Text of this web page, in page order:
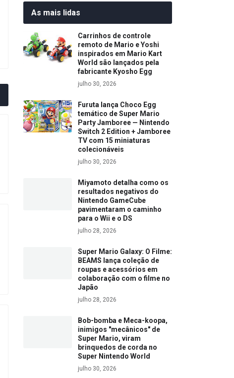
As mais lidas
Carrinhos de controle
remoto de Mario e Yoshi
inspirados em Mario Kart
World são lançados pela
fabricante Kyosho Egg
julho 30, 2026
Furuta lança Choco Egg
temático de Super Mario
Party Jamboree — Nintendo
Switch 2 Edition + Jamboree
TV com 15 miniaturas
colecionáveis
julho 30, 2026
Miyamoto detalha como os
resultados negativos do
Nintendo GameCube
pavimentaram o caminho
para o Wii e o DS
julho 28, 2026
Super Mario Galaxy: O Filme:
BEAMS lança coleção de
roupas e acessórios em
colaboração com o filme no
Japão
julho 28, 2026
Bob-bomba e Meca-koopa,
inimigos "mecânicos" de
Super Mario, viram
brinquedos de corda no
Super Nintendo World
julho 30, 2026